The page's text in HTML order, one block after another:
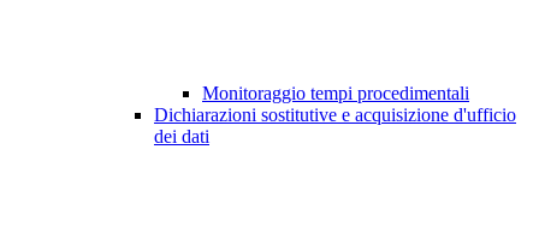
Monitoraggio tempi procedimentali
Dichiarazioni sostitutive e acquisizione d'ufficio
dei dati